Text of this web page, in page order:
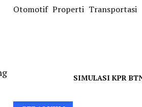
Otomotif Properti Transportasi
SIMULASI KPR